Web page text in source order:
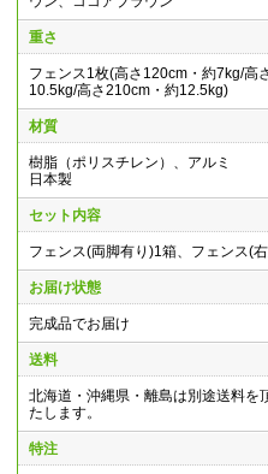
重さ
フェンス1枚(高さ120cm・約7kg/高
10.5kg/高さ210cm・約12.5kg)
材質
樹脂（ポリスチレン）、アルミ
日本製
セット内容
フェンス(両脚有り)1箱、フェンス(
お届け状態
完成品でお届け
送料
北海道・沖縄県・離島は別途送料を
たします。
特注